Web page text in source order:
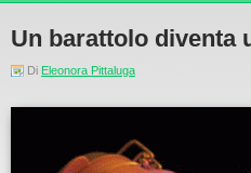
Un barattolo diventa
Di Eleonora Pittaluga